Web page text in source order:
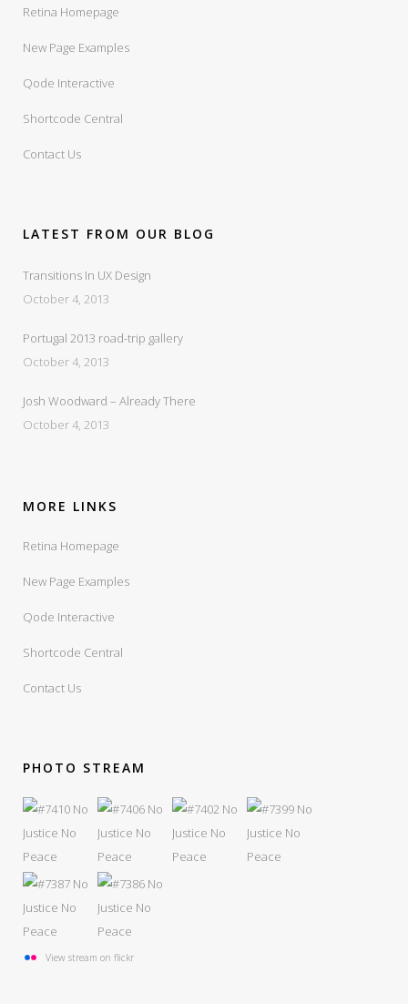
Retina Homepage
New Page Examples
Qode Interactive
Shortcode Central
Contact Us
LATEST FROM OUR BLOG
Transitions In UX Design
October 4, 2013
Portugal 2013 road-trip gallery
October 4, 2013
Josh Woodward – Already There
October 4, 2013
MORE LINKS
Retina Homepage
New Page Examples
Qode Interactive
Shortcode Central
Contact Us
PHOTO STREAM
View stream on flickr